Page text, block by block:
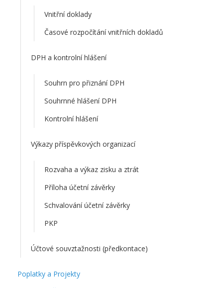
Vnitřní doklady
Časové rozpočítání vnitřních dokladů
DPH a kontrolní hlášení
Souhrn pro přiznání DPH
Souhrnné hlášení DPH
Kontrolní hlášení
Výkazy příspěvkových organizací
Rozvaha a výkaz zisku a ztrát
Příloha účetní závěrky
Schvalování účetní závěrky
PKP
Účtové souvztažnosti (předkontace)
Poplatky a Projekty